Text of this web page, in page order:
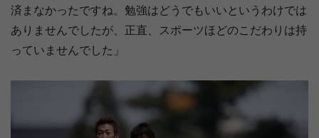
済まなかったですね。勉強はどうでもいいというわけでは
ありませんでしたが、正直、スポーツほどのこだわりは持
っていませんでした」